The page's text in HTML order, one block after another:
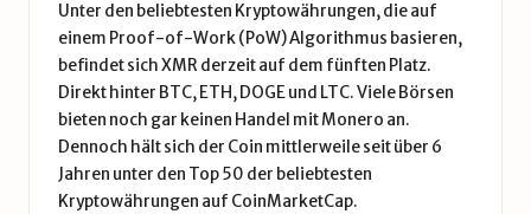
Unter den beliebtesten Kryptowährungen, die auf
einem Proof-of-Work (PoW) Algorithmus basieren,
befindet sich XMR derzeit auf dem fünften Platz.
Direkt hinter BTC, ETH, DOGE und LTC. Viele Börsen
bieten noch gar keinen Handel mit Monero an.
Dennoch hält sich der Coin mittlerweile seit über 6
Jahren unter den Top 50 der beliebtesten
Kryptowährungen auf CoinMarketCap.